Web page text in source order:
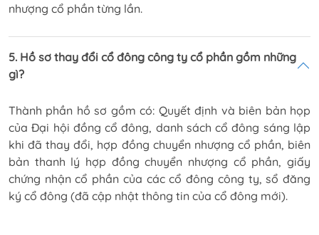
nhượng cổ phần từng lần.
5. Hồ sơ thay đổi cổ đông công ty cổ phần gồm những
gì?
Thành phần hồ sơ gồm có: Quyết định và biên bản họp
của Đại hội đồng cổ đông, danh sách cổ đông sáng lập
khi đã thay đổi, hợp đồng chuyển nhượng cổ phần, biên
bản thanh lý hợp đồng chuyển nhượng cổ phần, giấy
chứng nhận cổ phần của các cổ đông công ty, sổ đăng
ký cổ đông (đã cập nhật thông tin của cổ đông mới).